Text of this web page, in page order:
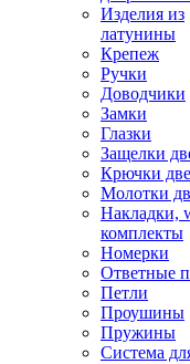
Изделия из
латунины
Крепеж
Ручки
Доводчики
Замки
Глазки
Защелки
Крючки
Молотки
Накладки,
комплекты
Номерки
Ответные
Петли
Проушины
Пружины
Система